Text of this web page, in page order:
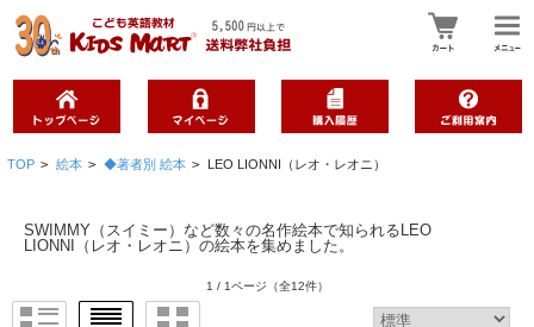
TOP > 絵本 > ◆著者別 絵本 > LEO LIONNI（レオ・レオニ）
SWIMMY（スイミー）など数々の名作絵本で知られるLEO
LIONNI（レオ・レオニ）の絵本を集めました。
1 / 1ページ （全12件）